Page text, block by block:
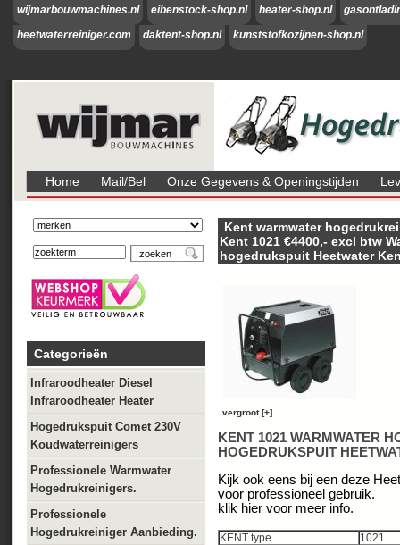
wijmarbouwmachines.nl eibenstock-shop.nl heater-shop.nl
heetwaterreiniger.com
daktent-shop.nl kunststofkozijnen-shop.nl
Home Mail/bel Onze Gegevens & Openingstijden
Categorieën
Infraroodheater Diesel
Infraroodheater Heater
Hogedrukspuit Comet 230V
Koudwaterreinigers
Professionele Warmwater
Hogedrukreinigers.
Professionele
Hogedrukreiniger Aanbieding.
Kent warmwater
Kent 1021 €4400,- excl btw
hogedrukspuit Heetwater
vergroot [+]
KENT 1021 WARMWATER
HOGEDRUKSPUIT
Kijk ook eens bij een deze
voor professioneel gebruik.
klik hier voor meer info.
KENT type
1021